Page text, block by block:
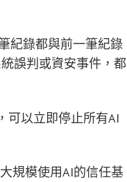
紀錄都與前一筆紀錄
誤判或資安事件，都
可以立即停止所有AI
規模使用AI的信任基